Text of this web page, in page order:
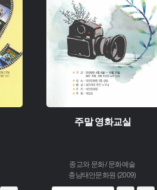
소장 :
주말 영화교실
종교와 문화 / 문화예술
충남태안문화원 (2009)